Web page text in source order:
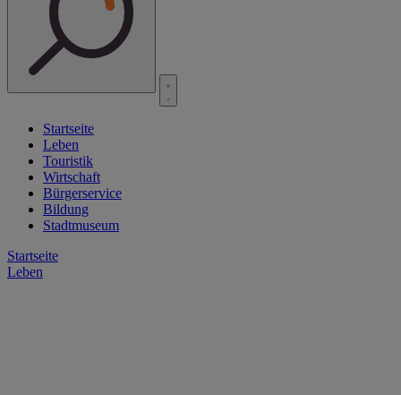
Startseite
Leben
Touristik
Wirtschaft
Bürgerservice
Bildung
Stadtmuseum
Startseite
Leben